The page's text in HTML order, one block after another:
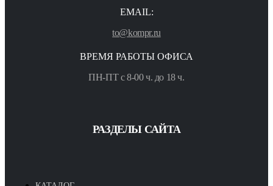
EMAIL:
to@kompr.ru
ВРЕМЯ РАБОТЫ ОФИСА
ПН-ПТ с 8-00 ч. до 18 ч.
РАЗДЕЛЫ САЙТА